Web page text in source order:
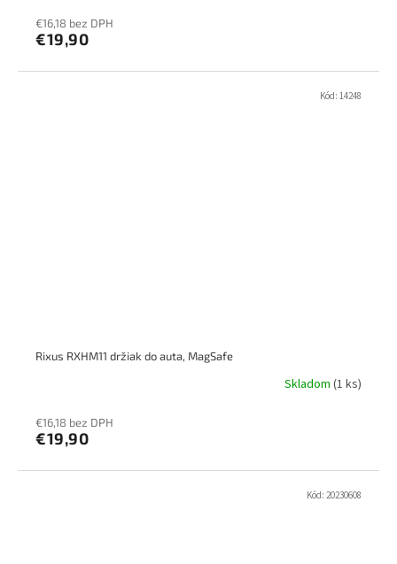
€16,18 bez DPH
€19,90
Rixus RXHM11 držiak do auta, MagSafe
Skladom (1 ks)
€16,18 bez DPH
€19,90
Kód: 14248
Kód: 20230608